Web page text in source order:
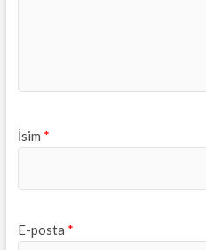
İsim *
E-posta *